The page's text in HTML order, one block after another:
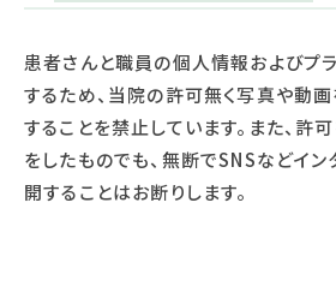
患者さんと職員の個人情報およびプ
するため、当院の許可無く写真や動
することを禁止しています。また、許
をしたものでも、無断でSNSなどイン
開することはお断りします。